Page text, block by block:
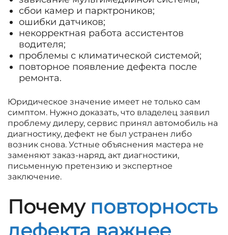
сбои камер и парктроников;
ошибки датчиков;
некорректная работа ассистентов
водителя;
проблемы с климатической системой;
повторное появление дефекта после
ремонта.
Юридическое значение имеет не только сам
симптом. Нужно доказать, что владелец заявил
проблему дилеру, сервис принял автомобиль на
диагностику, дефект не был устранен либо
возник снова. Устные объяснения мастера не
заменяют заказ-наряд, акт диагностики,
письменную претензию и экспертное
заключение.
Почемуповторность